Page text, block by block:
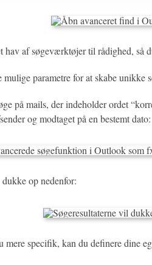
af søgeværktøjer til rådighed, så
parametre for at skabe unikke
på mails, der indeholder ordet
og modtaget på en bestemt dato:
op nedenfor:
specifik, kan du definere dine